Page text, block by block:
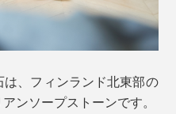
、フィンランド北東部の
ンソープストーンです。